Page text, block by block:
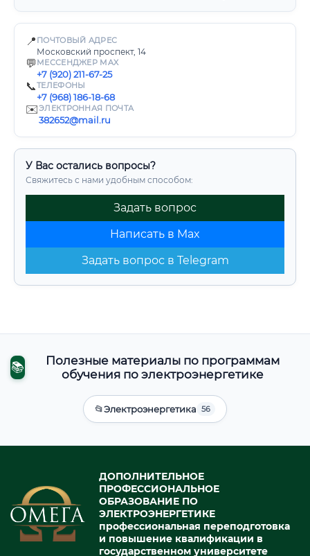
📍 ПОЧТОВЫЙ АДРЕС
Московский проспект, 14
💬 МЕССЕНДЖЕР MAX
+7 (920) 211-67-25
📞ТЕЛЕФОНЫ
+7 (968) 186-18-68
✉️ЭЛЕКТРОННАЯ ПОЧТА
382652@mail.ru
У Вас остались вопросы?
Свяжитесь с нами удобным способом:
Задать вопрос
Написать в Max
Задать вопрос в Telegram
📚
Полезные материалы по программам
обучения по электроэнергетике
📂Электроэнергетика 56
ДОПОЛНИТЕЛЬНОЕ
ПРОФЕССИОНАЛЬНОЕ
ОБРАЗОВАНИЕ ПО
ЭЛЕКТРОЭНЕРГЕТИКЕ
профессиональная переподготовка
и повышение квалификации в
государственном университете